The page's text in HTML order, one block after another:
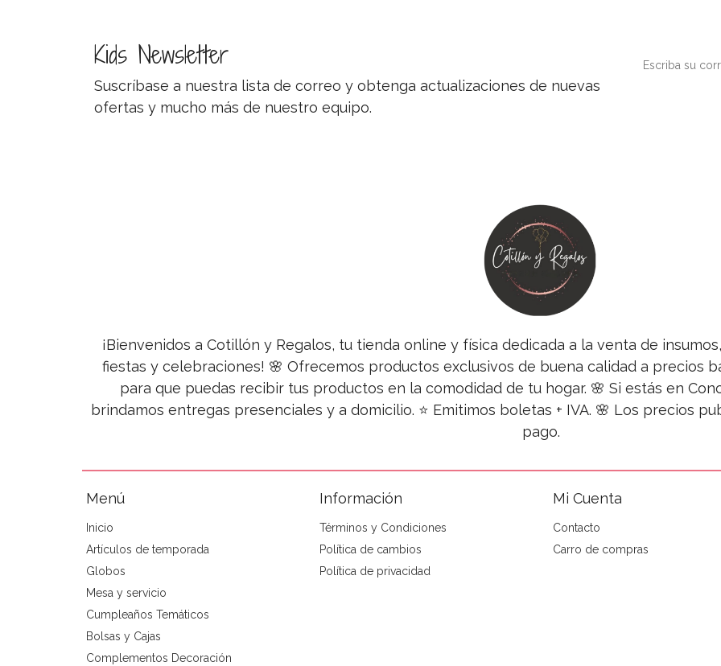
Kids Newsletter
Suscríbase a nuestra lista de correo y obtenga actualizaciones de nuevas
ofertas y mucho más de nuestro equipo.
¡Bienvenidos a Cotillón y Regalos, tu tienda online y física dedicada a la venta de
fiestas y celebraciones! 🌸 Ofrecemos productos exclusivos de buena calidad a precios
para que puedas recibir tus productos en la comodidad de tu hogar. 🌸 Si estás en
brindamos entregas presenciales y a domicilio. ⭐ Emitimos boletas + IVA. 🌸 Los precios
pago.
Menú
Inicio
Artículos de temporada
Globos
Mesa y servicio
Cumpleaños Temáticos
Bolsas y Cajas
Complementos Decoración
Información
Términos y Condiciones
Política de cambios
Política de privacidad
Mi Cuenta
Contacto
Carro de compras